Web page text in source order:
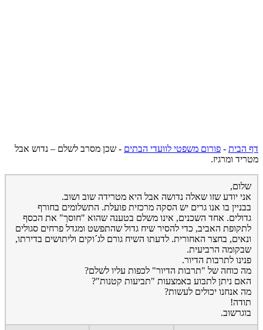
דף הבית - פורום משפטי לוועדי הבתים - שכן מסרב לשלם – נדוש אבל
מטריד ומרגיז.
שלום,
אני יודע שזו שאלה נדושה אבל היא מטרידה שוב ושוב.
בבניין בו אנו גרים יש הסקה מרכזית פועלת. התשלומים בחורף
גדולים. אחד השכנים, אינו משלם בטענה שהוא "חוסך" את הכסף
לתקופת האביב, כדי להסיר שיח גדול שהתפשט ומגדל פרחים סגולים
ונאים, בחצר האחורית. לדעתו השיח גורם לג´וקים וליתושים בדירתו,
שבקומה הרביעית.
פנינו לתרבות הדיור.
מה כוחה של "תרבות הדיור" לכפות עליו לשלם?
האם ניתן לתבוע באמצעות "תביעות קטנות"?
מה אנחנו יכולים לעשות?
תודה!
בוגרשוב.